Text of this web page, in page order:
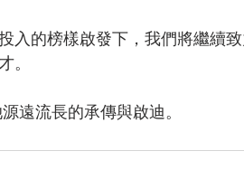
入的榜樣啟發下，我們將繼續
。
遠流長的承傳與啟迪。